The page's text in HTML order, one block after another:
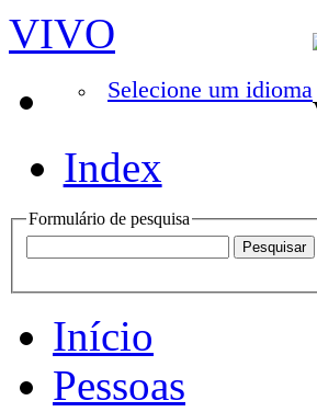
VIVO
Selecione um idioma
Index
Formulário de pesquisa
Início
Pessoas